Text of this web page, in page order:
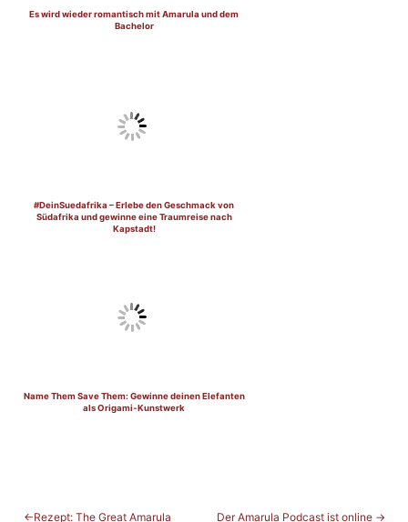
Es wird wieder romantisch mit Amarula und dem
Bachelor
#DeinSuedafrika – Erlebe den Geschmack von
Südafrika und gewinne eine Traumreise nach
Kapstadt!
Name Them Save Them: Gewinne deinen Elefanten
als Origami-Kunstwerk
Rezept: The Great Amarula Der Amarula Podcast ist online